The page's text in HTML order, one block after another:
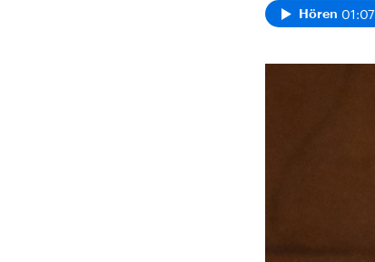
Hören 01:07